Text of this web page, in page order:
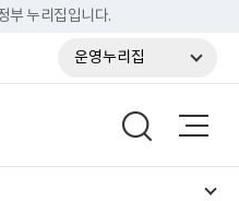
부 누리집입니다.
운영누리집